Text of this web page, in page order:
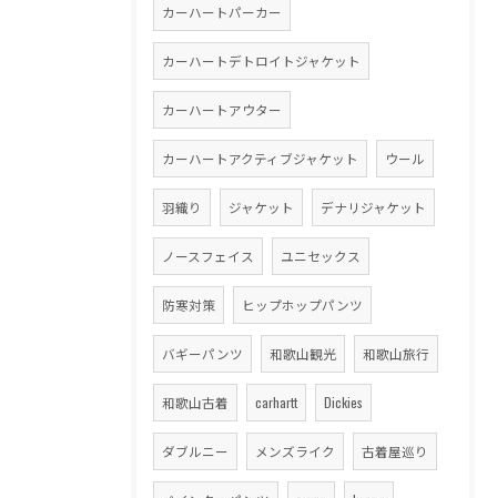
カーハートパーカー
カーハートデトロイトジャケット
カーハートアウター
カーハートアクティブジャケット ウール
羽織り ジャケット デナリジャケット
ノースフェイス ユニセックス
防寒対策 ヒップホップパンツ
バギーパンツ 和歌山観光 和歌山旅行
和歌山古着 carhartt Dickies
ダブルニー メンズライク 古着屋巡り